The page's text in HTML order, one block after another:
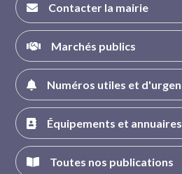
Contacter la mairie
Marchés publics
Numéros utiles et
Équipements et annuaires
Toutes nos publications